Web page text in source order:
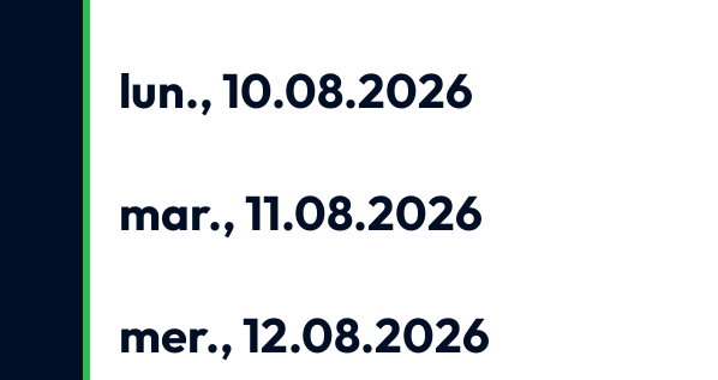
lun., 10.08.2026
mar., 11.08.2026
mer., 12.08.2026